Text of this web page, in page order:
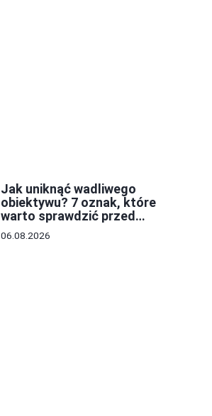
Jak uniknąć wadliwego
obiektywu? 7 oznak, które
warto sprawdzić przed
zakupem
06.08.2026